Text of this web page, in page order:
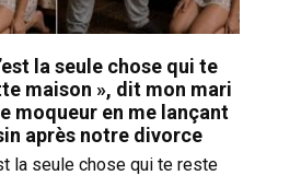
la seule chose qui te
maison », dit mon mari
moqueur en me lançant
après notre divorce
la seule chose qui te reste